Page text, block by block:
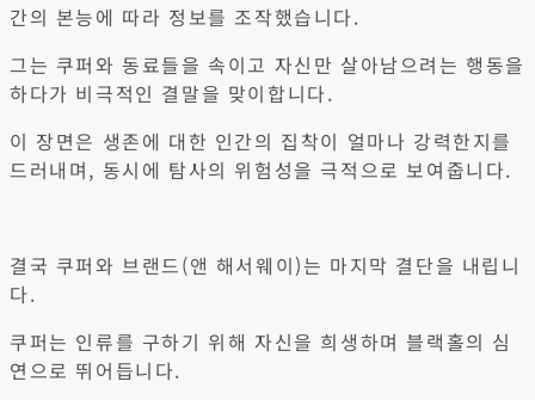
간의 본능에 따라 정보를 조작했습니다.
그는 쿠퍼와 동료들을 속이고 자신만 살아남으려는 행동을
하다가 비극적인 결말을 맞이합니다.
이 장면은 생존에 대한 인간의 집착이 얼마나 강력한지를
드러내며, 동시에 탐사의 위험성을 극적으로 보여줍니다.
결국 쿠퍼와 브랜드(앤 해서웨이)는 마지막 결단을 내립니
다.
쿠퍼는 인류를 구하기 위해 자신을 희생하며 블랙홀의 심
연으로 뛰어듭니다.